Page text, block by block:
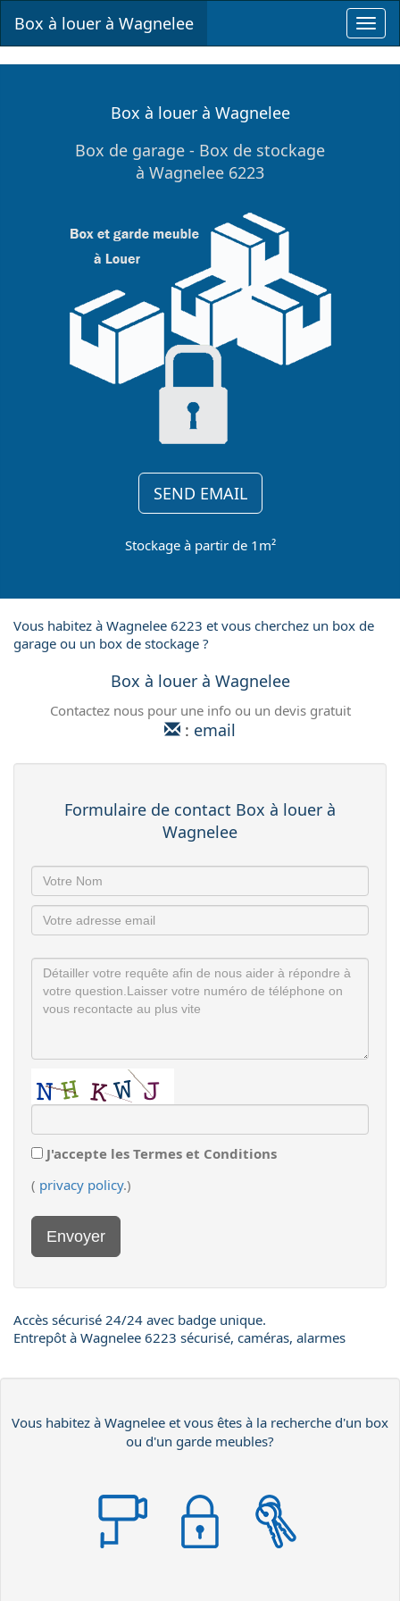
Box à louer à Wagnelee
Box à louer à Wagnelee
Box de garage - Box de stockage
à Wagnelee 6223
SEND EMAIL
Stockage à partir de 1m²
Vous habitez à Wagnelee 6223 et vous cherchez un box de
garage ou un box de stockage ?
Box à louer à Wagnelee
Contactez nous pour une info ou un devis gratuit
: email
Formulaire de contact Box à louer à
Wagnelee
J'accepte les Termes et Conditions
( privacy policy.)
Envoyer
Accès sécurisé 24/24 avec badge unique.
Entrepôt à Wagnelee 6223 sécurisé, caméras, alarmes
Vous habitez à Wagnelee et vous êtes à la recherche d'un box
ou d'un garde meubles?